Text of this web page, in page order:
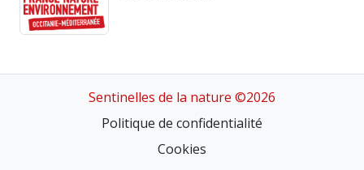
Sentinelles de la nature ©2026
Politique de confidentialité
Cookies